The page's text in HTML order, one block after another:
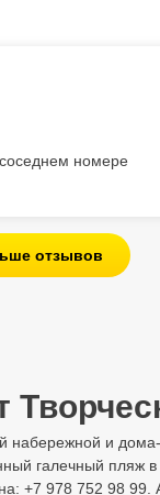
номере
отзывов
набережной и
галечный пляж
+7 978 752 98 99.